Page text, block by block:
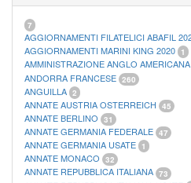
MATERIALE FILATELICO MARINI 33
RACCOGLITORI XL
7
AGGIORNAMENTI FILATELICI ABAFIL
AGGIORNAMENTI MARINI KING 2020 1
AMMINISTRAZIONE ANGLO
ANDORRA FRANCESE 260
ANGUILLA 2
ANNATE AUSTRIA OSTERREICH 45
ANNATE BERLINO 31
ANNATE GERMANIA FEDERALE 47
ANNATE GERMANIA USATE 1
ANNATE MONACO 32
ANNATE REPUBBLICA ITALIANA 73